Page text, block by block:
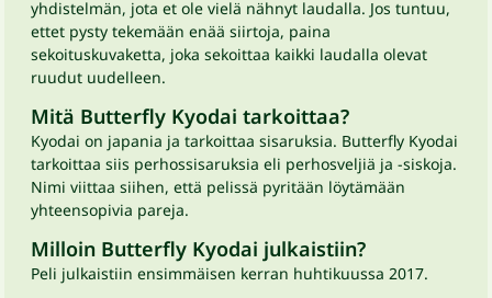
yhdistelmän, jota et ole vielä nähnyt laudalla. Jos tuntuu,
ettet pysty tekemään enää siirtoja, paina
sekoituskuvaketta, joka sekoittaa kaikki laudalla olevat
ruudut uudelleen.
Mitä Butterfly Kyodai tarkoittaa?
Kyodai on japania ja tarkoittaa sisaruksia. Butterfly Kyodai
tarkoittaa siis perhossisaruksia eli perhosveljiä ja -siskoja.
Nimi viittaa siihen, että pelissä pyritään löytämään
yhteensopivia pareja.
Milloin Butterfly Kyodai julkaistiin?
Peli julkaistiin ensimmäisen kerran huhtikuussa 2017.